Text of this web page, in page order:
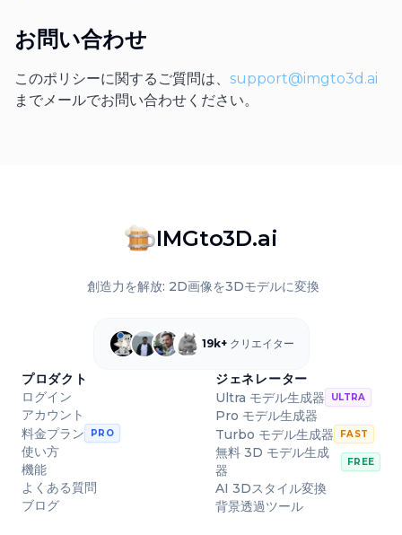
お問い合わせ
このポリシーに関するご質問は、 support@imgto3d.ai
までメールでお問い合わせください。
IMGto3D.ai
創造力を解放: 2D画像を3Dモデルに変換
19k+ クリエイター
プロダクト
ログイン
アカウント
料金プラン
PRO
使い方
機能
よくある質問
ブログ
ジェネレーター
Ultra モデル生成器
ULTRA
Pro モデル生成器
Turbo モデル生成器
FAST
無料 3D モデル生成
器
FREE
AI 3Dスタイル変換
背景透過ツール